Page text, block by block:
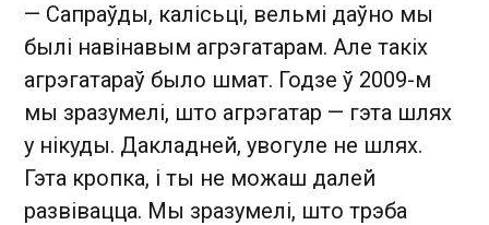
— Сапраўды, калісьці, вельмі даўно мы
былі навінавым агрэгатарам. Але такіх
агрэгатараў было шмат. Годзе ў 2009-м
мы зразумелі, што агрэгатар — гэта шлях
у нікуды. Дакладней, увогуле не шлях.
Гэта кропка, і ты не можаш далей
развівацца. Мы зразумелі, што трэба